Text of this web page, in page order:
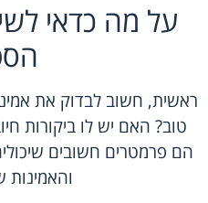
על מה כדאי
ראשית, חשוב לבדוק את
טוב? האם יש לו ביקורות
הם פרמטרים חשובים